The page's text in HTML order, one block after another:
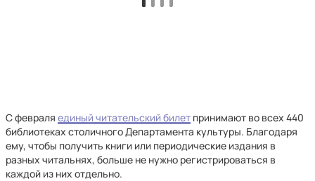
С февраля единый читательский билет принимают во всех 440
библиотеках столичного Департамента культуры. Благодаря
ему, чтобы получить книги или периодические издания в
разных читальнях, больше не нужно регистрироваться в
каждой из них отдельно.